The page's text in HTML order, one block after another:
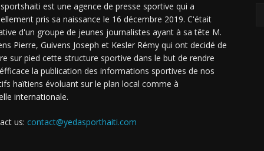
est une agence de presse sportive qui a
pris sa naissance le 16 décembre 2019. C'était
d'un groupe de jeunes journalistes ayant à sa tête M.
Pierre, Guivens Joseph et Kesler Rémy qui ont decidé de
sur pied cette structure sportive dans le but de rendre
la publication des informations sportives de nos
haïtiens évoluant sur le plan local comme à
internationale.
us: contact@yedasporthaiti.com